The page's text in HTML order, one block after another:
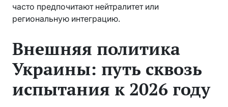
часто предпочитают нейтралитет или
региональную интеграцию.
Внешняя политика
Украины: путь сквозь
испытания к 2026 году